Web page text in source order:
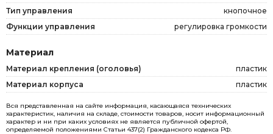
Тип управления
кнопочное
Функции управления
регулировка громкости
Материал
Материал крепления (оголовья)
пластик
Материал корпуса
пластик
Вся представленная на сайте информация, касающаяся технических
характеристик, наличия на складе, стоимости товаров, носит информационный
характер и ни при каких условиях не является публичной офертой,
определяемой положениями Статьи 437(2) Гражданского кодекса РФ.